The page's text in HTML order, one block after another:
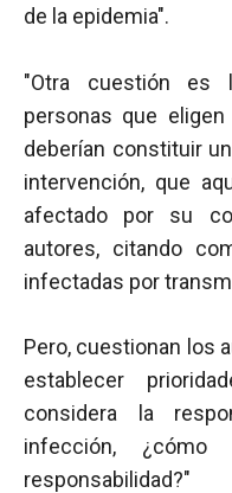
de la epidemia".
"Otra cuestión es
personas que
deberían constituir
intervención, que
afectado por su
autores, citando
infectadas por
Pero, cuestionan los
establecer
considera la
infección,
responsabilidad?"